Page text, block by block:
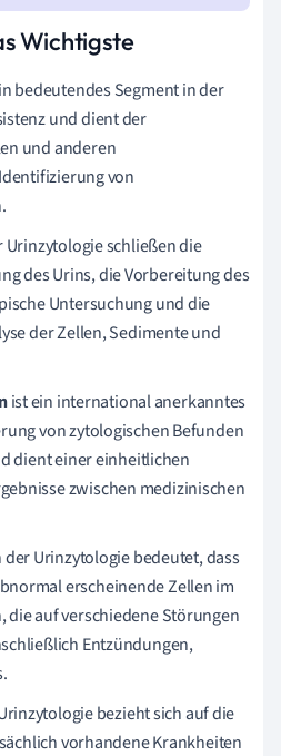
Wichtigste
bedeutendes Segment in der
und dient der
und anderen
von
Urinzytologie schließen die
des Urins, die Vorbereitung des
Untersuchung und die
der Zellen, Sedimente und
ist ein international anerkanntes
von zytologischen Befunden
dient einer einheitlichen
zwischen medizinischen
Urinzytologie bedeutet, dass
erscheinende Zellen im
auf verschiedene Störungen
Entzündungen,
bezieht sich auf die
vorhandene Krankheiten